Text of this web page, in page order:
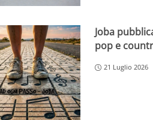
Joba
pop e
21 Luglio 2026